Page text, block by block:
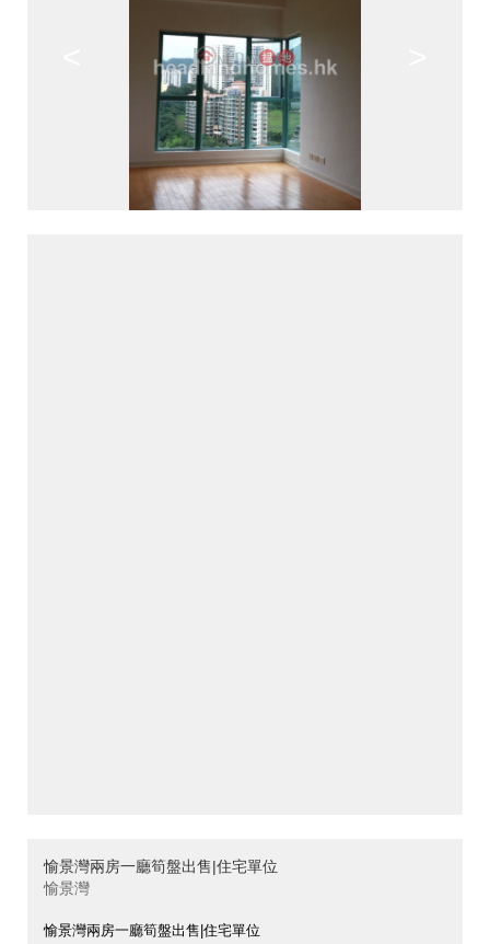
愉景灣兩房一廳筍盤出售|住宅單位
愉景灣
愉景灣兩房一廳筍盤出售|住宅單位